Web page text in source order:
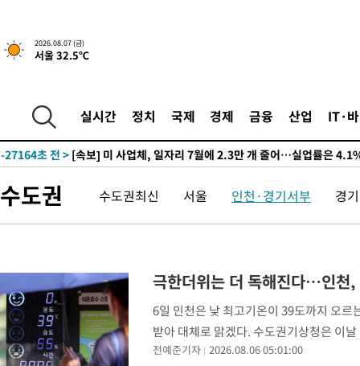
2026.08.07 (금)
서울 32.5℃
실시간 정치 국제 경제 금융 산업 IT·
태 후임
-30577초 전 >
이강인, 폭염 속 AT마드리드 첫 훈련…80명 식사 대접까지(종
-27716초 전 >
하향수정 (2보)
-27164초 전 > [속보] 미 사업체, 일자리 7월에 2.3만 개 줄어…실업률은
실천"
-22112초 전 >
이란, "오만과 '중앙 단일 루트' 합의…북쪽 인바운드·남쪽 아
-13680초 전 >"낮 기온 소폭 하락"…수도권 폭염중대경보, 폭염경보로 하향
갈 수도
-11578초 전 >낮 최고 37도 찜통더위…곳곳 소나기·강원 많은 비[내일날씨]
-9884초 전 > SK하이닉스, 용인·청주 팹에 54조 투자…"AI 메모리 수요 선
응"
-6740초 전 > 여자배구 이재영·이다영 자매, 아제르바이잔 투란VC 입단
-5993초 전 >외국인 심판 성 접대 7경기 들여다보니…한국 축구 '5승 2무'
수도권 수도권최신 서울 인천·경기서부 경
극한더위는 더 독해진다…인
6일 인천은 낮 최고기온이 39도까지 오
받아 대체로 맑겠다. 수도권기상청은 이
최저기온이 25도 이상으로 유지되면서
전예준기자 2026.08.06 05:01:00